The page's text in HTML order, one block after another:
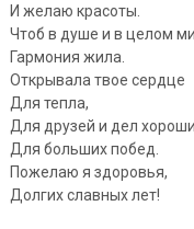
И желаю красоты.
Чтоб в душе и в целом
Гармония жила.
Открывала твое сердце
Для тепла,
Для друзей и дел
Для больших побед.
Пожелаю я здоровья,
Долгих славных лет!